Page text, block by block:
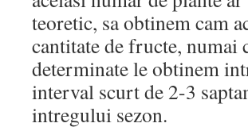
teoretic, sa obtinem cam
cantitate de fructe, numai
determinate le obtinem
interval scurt de 2-3
intregului sezon.